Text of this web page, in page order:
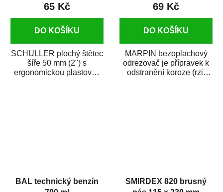
65 Kč
DO KOŠÍKU
SCHULLER plochý štětec
šíře 50 mm (2") s
ergonomickou plastovou
69 Kč
DO KOŠÍKU
MARPIN bezoplachový
odrezovač je přípravek k
odstranění koroze (rzi)
BAL technický benzín
SMIRDEX 820 brusný